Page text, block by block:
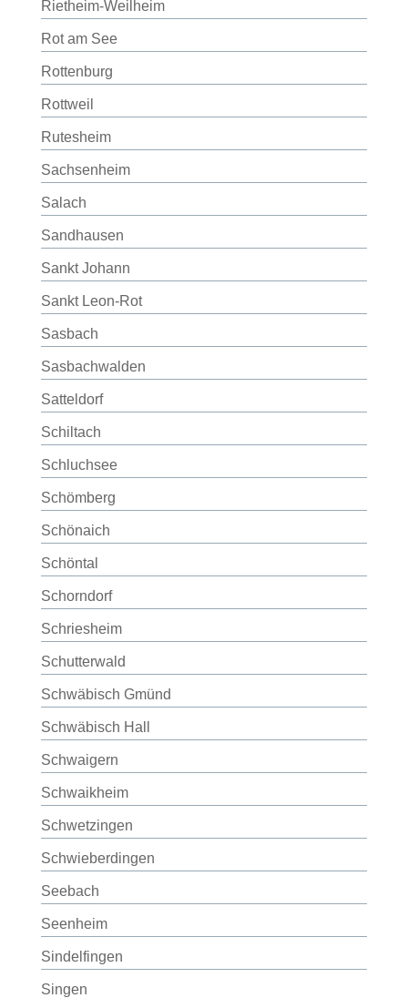
Rietheim-Weilheim
Rot am See
Rottenburg
Rottweil
Rutesheim
Sachsenheim
Salach
Sandhausen
Sankt Johann
Sankt Leon-Rot
Sasbach
Sasbachwalden
Satteldorf
Schiltach
Schluchsee
Schömberg
Schönaich
Schöntal
Schorndorf
Schriesheim
Schutterwald
Schwäbisch Gmünd
Schwäbisch Hall
Schwaigern
Schwaikheim
Schwetzingen
Schwieberdingen
Seebach
Seenheim
Sindelfingen
Singen